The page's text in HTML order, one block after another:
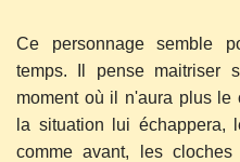
Ce personnage semble
temps. Il pense maitriser
moment où il n'aura plus le
la situation lui échappera,
comme avant, les